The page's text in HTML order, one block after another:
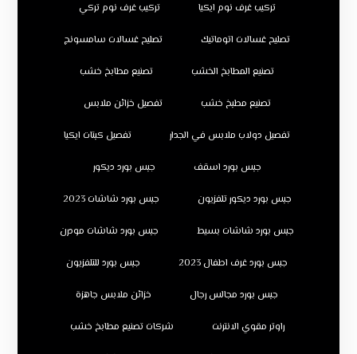
تركيب غرف نوم ايكيا تركيب غرف نوم تركي
تصليح غسالات اتوماتيك تصليح غسالات سامسونج
تصنيع المطابخ الخشب تصنيع مطابخ خشب
تصنيع مطبخ خشب تفصيل خزائن ملابس
تفصيل دولاب ملابس في الجدار تفصيل كبتات ايكيا
جبس بورد اسقف جبس بورد ديكور
جبس بورد ديكور تلفزيون جبس بورد شاشات 2023
جبس بورد شاشات بسيط جبس بورد شاشات مودرن
جبس بورد غرف اطفال 2023 جبس بورد للتلفزيون
جبس بورد مجالس رجال خزائن ملابس جاهزة
راوتر مقوي الانترنت شركات تصنيع مطابخ خشب